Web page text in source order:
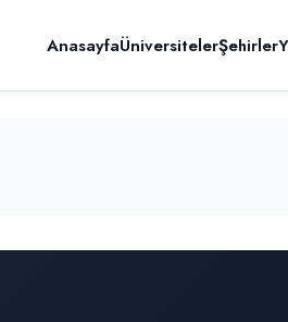
AnasayfaÜniversitelerŞehirler